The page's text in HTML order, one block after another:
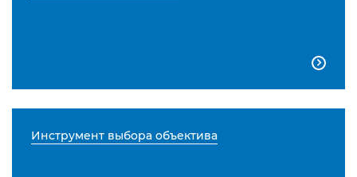

Инструмент выбора объектива